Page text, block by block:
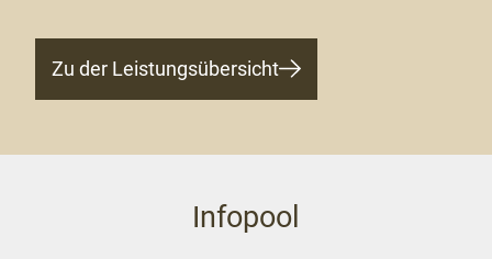
Zu der Leistungsübersicht
Infopool